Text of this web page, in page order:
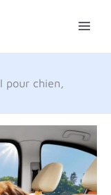
pour chien,